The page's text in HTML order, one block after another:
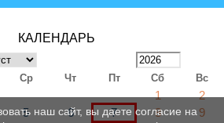
КАЛЕНДАРЬ
Ср Чт Пт Сб
Вс
1 2
5 6 7 8
9
наш сайт, вы даете согласие на